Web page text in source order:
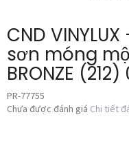
CND VINYLUX
sơn móng
BRONZE
PR-77755
Đánh
Chưa được đánh giá Chi tiết